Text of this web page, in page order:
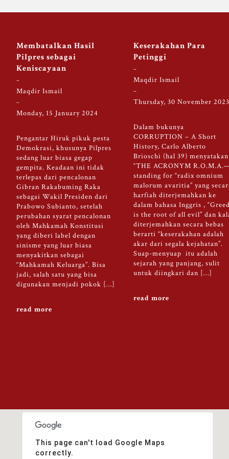
Membatalkan Hasil
Pilpres sebagai
Keniscayaan
Maqdir Ismail
Monday, 15 January 2024
Pengantar Hiruk pikuk pesta
Demokrasi, khusunya Pilpres
sedang luar biasa gegap
gempita. Keadaan ini tidak
terlepas dari pencalonan
Gibran Rakabuming Raka
sebagai Wakil Presiden dari
Prabowo Subianto, setelah
perubahan syarat pencalonan
oleh Mahkamah Konstitusi
yang diberi label dengan
sinisme yang luar biasa
menyakitkan sebagai
“Mahkamah Keluarga”. Bisa
jadi, salah satu yang bisa
digunakan menjadi pokok […]
read more
Keserakahan Para
Petinggi
Maqdir Ismail
Thursday, 30 November 2023
Dalam bukunya
CORRUPTION – A Short
History, Carlo Alberto
Brioschi (hal 39) menyatakan
“THE ACRONYM
standing for “radix omnium
malorum avaritia” yang
harfiah diterjemahkan ke
dalam bahasa Inggris ,
is the root of all evil” dan
diterjemahkan secara bebas
berarti “keserakahan adalah
akar dari segala kejahatan”.
Suap-menyuap itu adalah
sejarah yang panjang, sulit
untuk diingkari dan […]
read more
This page can't load Google Maps
correctly.